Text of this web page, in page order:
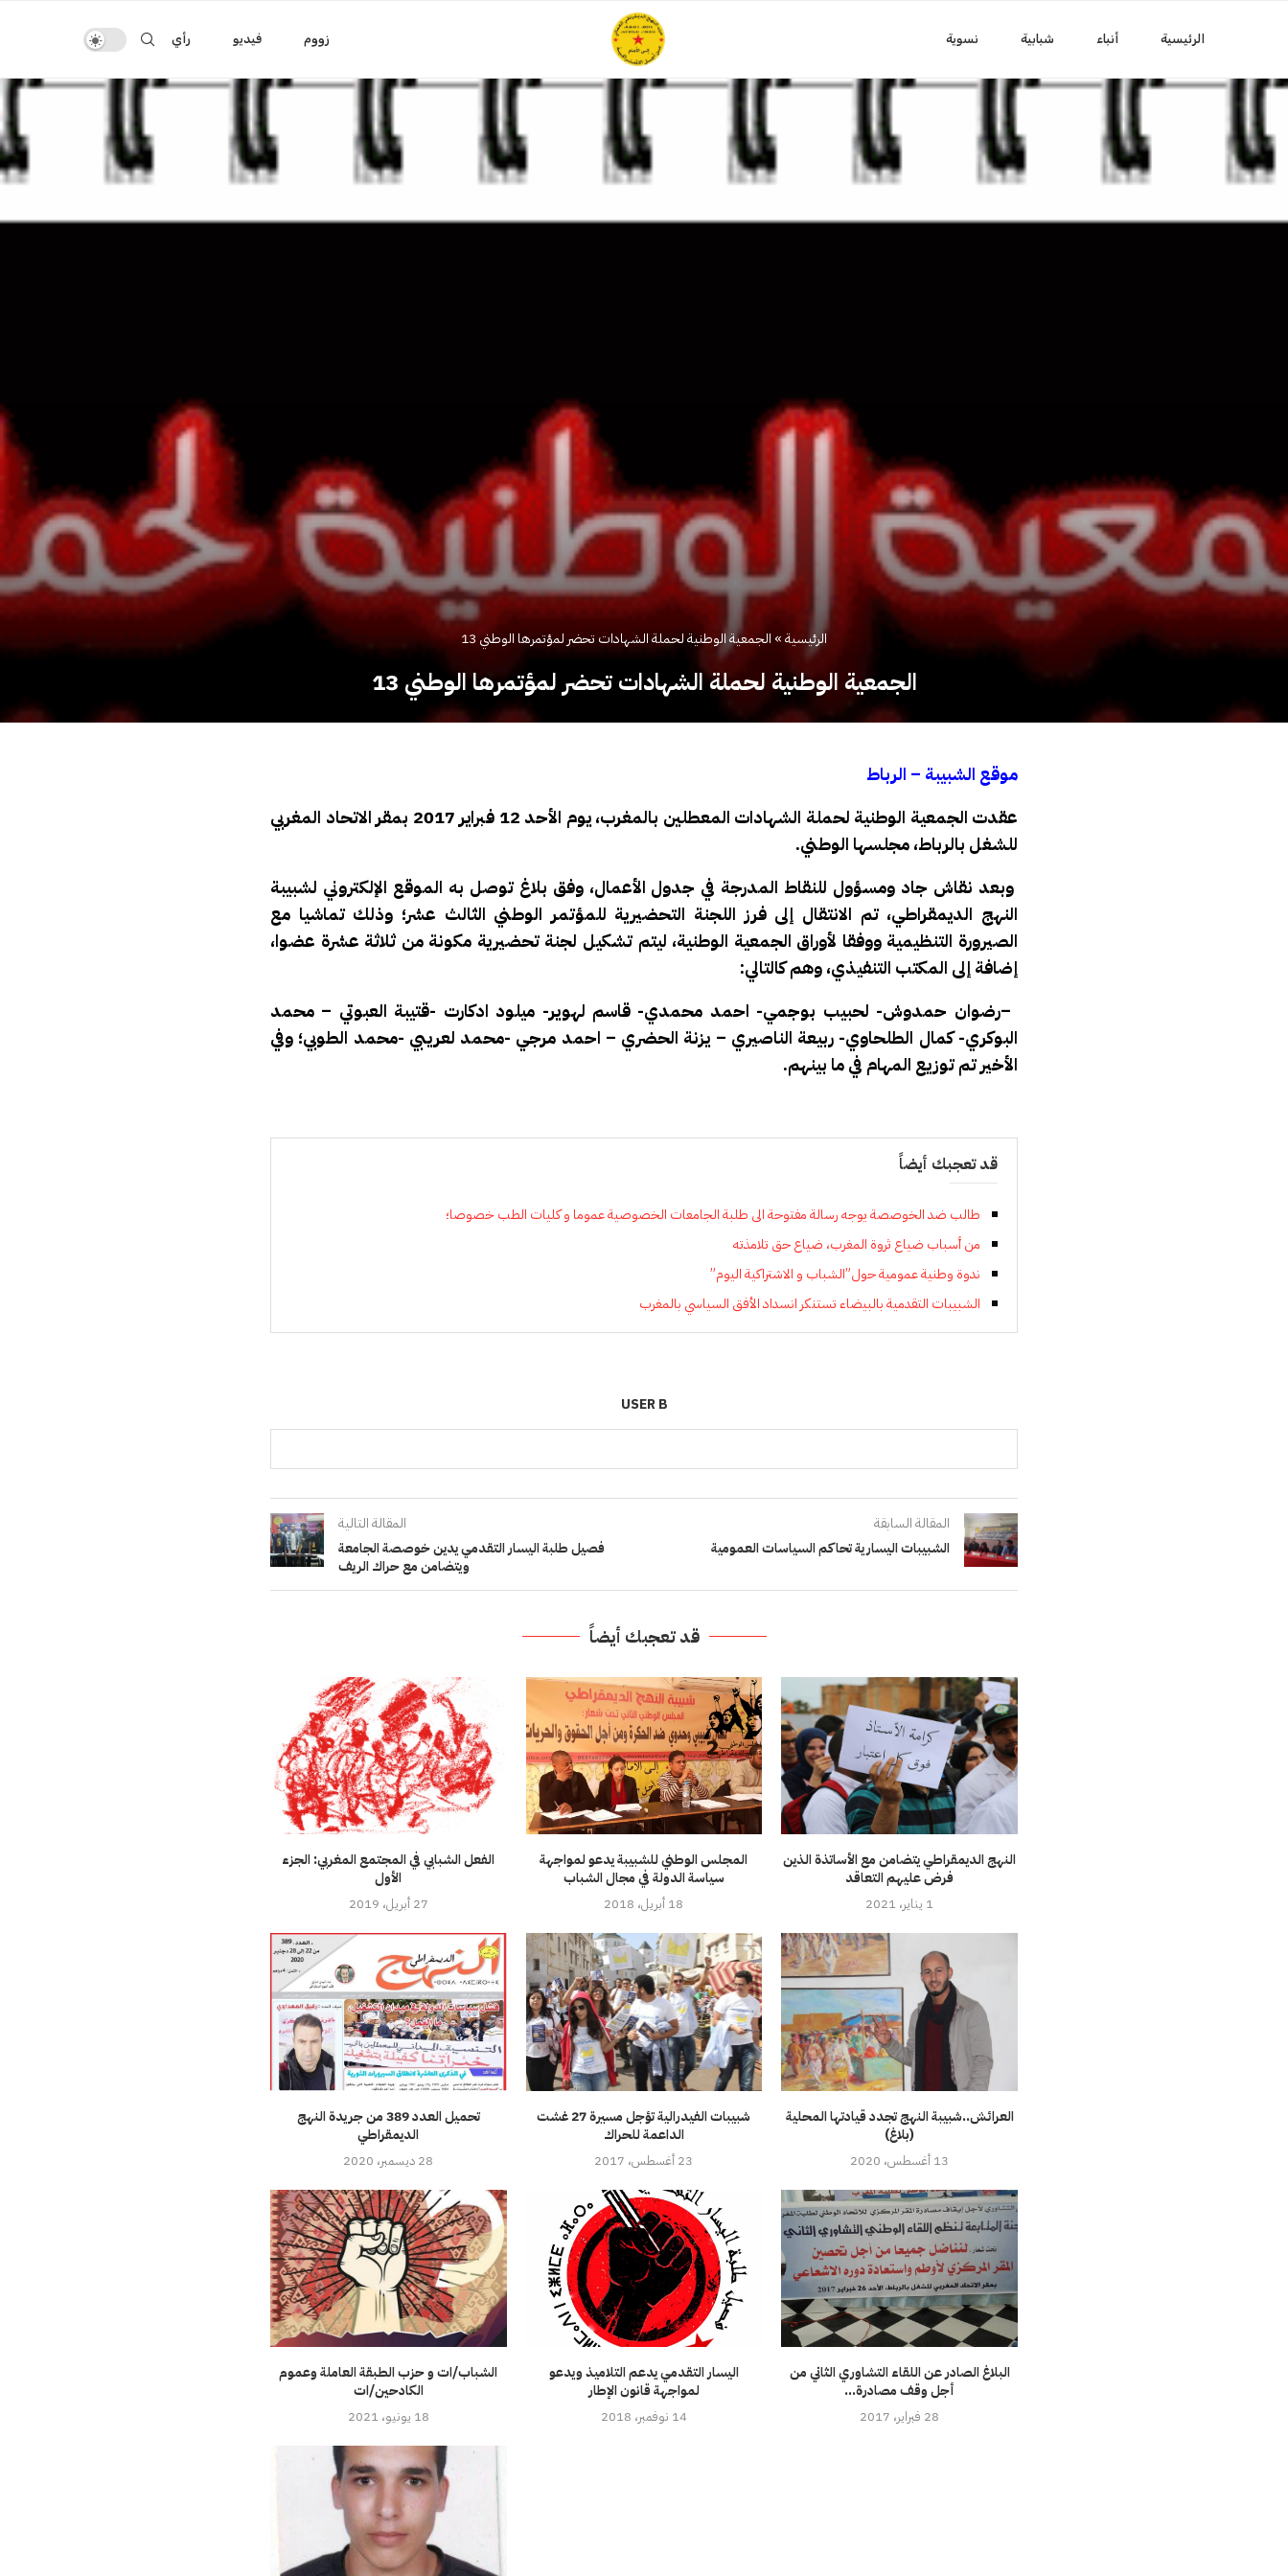
الرئيسية أنباء شبابية نسوية زووم فيديو رأي
الرئيسية» الجمعية الوطنية لحملة الشهادات تحضر لمؤتمرها الوطني 13
الجمعية الوطنية لحملة الشهادات تحضر لمؤتمرها الوطني 13
موقع الشبيبة – الرباط
عقدت الجمعية الوطنية لحملة الشهادات المعطلين بالمغرب، يوم الأحد 12 فبراير 2017 بمقر الاتحاد المغربي
للشغل بالرباط، مجلسها الوطني.
وبعد نقاش جاد ومسؤول للنقاط المدرجة في جدول الأعمال، وفق بلاغ توصل به الموقع الإلكتروني لشبيبة
النهج الديمقراطي، تم الانتقال إلى فرز اللجنة التحضيرية للمؤتمر الوطني الثالث عشر؛ وذلك تماشيا مع
الصيرورة التنظيمية ووفقا لأوراق الجمعية الوطنية، ليتم تشكيل لجنة تحضيرية مكونة من ثلاثة عشرة عضوا،
إضافة إلى المكتب التنفيذي، وهم كالتالي:
–رضوان حمدوش- لحبيب بوجمي- احمد محمدي- قاسم لهوير- ميلود ادكارت -قتيبة العبوتي – محمد
البوكري- كمال الطلحاوي- ربيعة الناصيري – يزنة الحضري – احمد مرجي -محمد لعريبي -محمد الطوبي؛ وفي
الأخير تم توزيع المهام في ما بينهم.
قد تعجبك أيضاً
طالب ضد الخوصصة يوجه رسالة مفتوحة الى طلبة الجامعات الخصوصية عموما و كليات الطب خصوصا؛
من أسباب ضياع ثروة المغرب، ضياع حق تلامذته
ندوة وطنية عمومية حول”الشباب و الاشتراكية اليوم”
الشبيبات التقدمية بالبيضاء تستنكر انسداد الأفق السياسي بالمغرب
USER B
المقالة السابقة
الشبيبات اليسارية تحاكم السياسات العمومية
المقالة التالية
فصيل طلبة اليسار التقدمي يدين خوصصة الجامعة
ويتضامن مع حراك الريف
قد تعجبك أيضاً
الفعل الشبابي في المجتمع المغربي: الجزء
الأول
27 أبريل، 2019
المجلس الوطني للشبيبة يدعو لمواجهة
سياسة الدولة في مجال الشباب
18 أبريل، 2018
النهج الديمقراطي يتضامن مع الأساتذة الذين
فرض عليهم التعاقد
1 يناير، 2021
تحميل العدد 389 من جريدة النهج
الديمقراطي
28 ديسمبر، 2020
شبيبات الفيدرالية تؤجل مسيرة 27 غشت
الداعمة للحراك
23 أغسطس، 2017
العرائش..شبيبة النهج تجدد قيادتها المحلية
(بلاغ)
13 أغسطس، 2020
الشباب/ات و حزب الطبقة العاملة وعموم
الكادحين/ات
18 يونيو، 2021
اليسار التقدمي يدعم التلاميذ ويدعو
لمواجهة قانون الإطار
14 نوفمبر، 2018
البلاغ الصادر عن اللقاء التشاوري الثاني من
أجل وقف مصادرة...
28 فبراير، 2017